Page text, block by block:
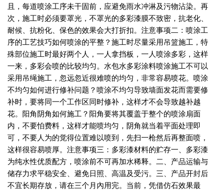
且，每道喷涂工序未干固前，应避免雨水冲淋及污物沾染。再
次，施工时必须要罩光，不罩光的多彩漆膜不致密，抗老化、
耐候、抗粉化、保色的效果会大打折扣。注意事项二：喷涂工
序的工艺技巧如何喷涂的平整？施工时尽量采用吊篮施工，特
殊部位施工时最好两个人，一人拿挡板，一人喷涂多彩，这样
一来，多彩会喷的比较均匀。水包水多彩涂料喷涂施工不可以
采用吊绳施工，忽远忽近很难喷的均匀，非常容易喷花。喷涂
不均匀如何进行修补问题？喷涂不均匀导致墙面发花而需要修
补时，要将同一个工作区同时修补，这样才不会导致越补越
花。阳角阴角如何施工？阳角要将其覆盖于整个的喷涂扇面
内，不要怕费料，这样才能喷均匀，阴角就当着平面处理即
可，不要人为的觉得位置难以喷到，先扫一枪然后再整面喷，
这样很容易喷厚。注意事项三：多彩漆材料的贮存一、多彩漆
为纯水性优质配方，喷涂前不可再加水稀释。二、产品运输与
储存力求平稳安全、避免日照、高温及受污。三、产品开封后
不宜长期存放，请在三个月內用完。当前，凭借仿石效果最